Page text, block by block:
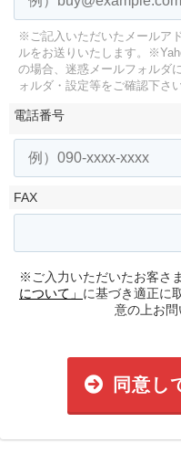
※ご記入いただいたメールア
ルをお送りいたします。
の場合、迷惑メールフォルダ
ォルダ・設定等をご確認下さい
電話番号
FAX
※ご入力いただいたお客さ
について」 に基づき適正に
意の上お問
同意し